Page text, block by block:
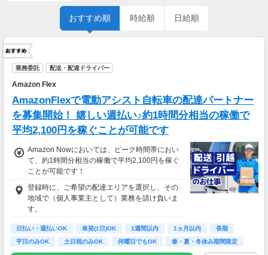
おすすめ順 時給順 日給順
業務委託 配送・配達ドライバー
Amazon Flex
AmazonFlexで電動アシスト自転車の配達パートナー
を募集開始！ 嬉しい週払い♪約1時間分相当の稼働で
平均2,100円を稼ぐことが可能です
Amazon Nowにおいては、ピーク時間帯におい
て、約1時間分相当の稼働で平均2,100円を稼ぐ
ことが可能です！
登録時に、ご希望の配達エリアを選択し、その
地域で（個人事業主として）業務を請け負いま
す。
日払い・週払いOK 単発(1日)OK 1週間以内 1ヵ月以内
長期
平日のみOK
土日祝のみOK 何曜日でもOK 春・夏・冬休み期間限定